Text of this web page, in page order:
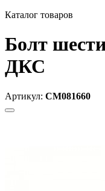
Каталог товаров
Болт
ДКС
Артикул: CM081660